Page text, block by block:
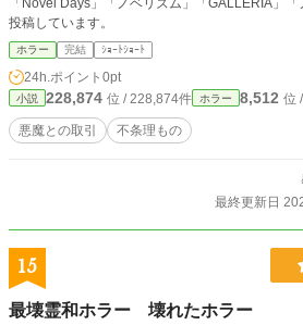
「Novel Days」「ノベリズム」「GALLERIA」
投稿しています。
ホラー 完結 ｼｮｰﾄｼｮｰﾄ
24h.ポイント 0pt
小説 228,874 位 / 228,874件 ホラー 8,512 位
悪魔との取引 不条理もの
最終更新日
15
最壊霊和ホラー 壊れたホラー